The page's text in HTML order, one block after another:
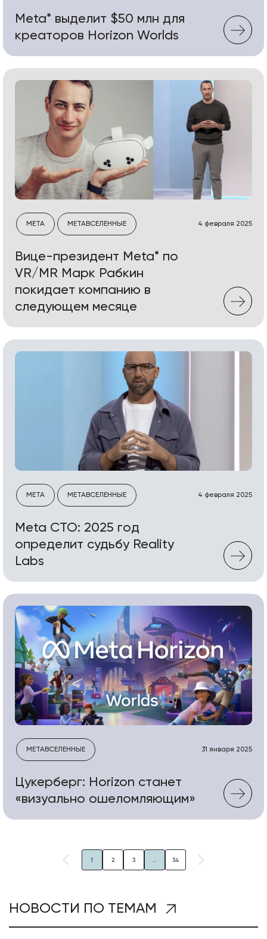
Meta* выделит $50 млн для
креаторов Horizon Worlds
META МЕТАВСЕЛЕННЫЕ 4 февраля 2025
Вице-президент Meta* по
VR/MR Марк Рабкин
покидает компанию в
следующем месяце
META МЕТАВСЕЛЕННЫЕ 4 февраля 2025
Meta CTO: 2025 год
определит судьбу Reality
Labs
МЕТАВСЕЛЕННЫЕ 31 января 2025
Цукерберг: Horizon станет
«визуально ошеломляющим»
1 2 3 34
НОВОСТИ ПО ТЕМАМ